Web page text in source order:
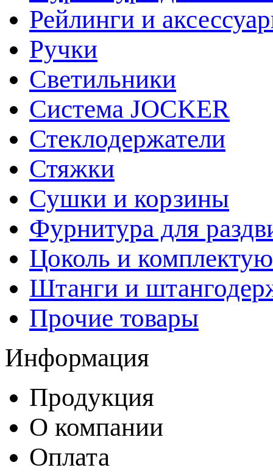
Рейлинги и
Ручки
Светильники
Система JOCKER
Стеклодержатели
Стяжки
Сушки и корзины
Фурнитура для
Цоколь и
Штанги и
Прочие товары
Информация
Продукция
О компании
Оплата